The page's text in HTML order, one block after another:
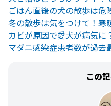
ごはん直後の犬の散歩は危
この